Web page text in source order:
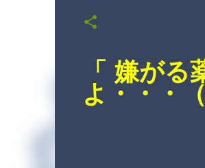
あのぉ 聞い
こんなこと、あったんやで
「 嫌が
よ・・・